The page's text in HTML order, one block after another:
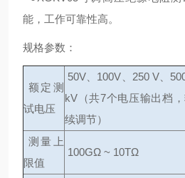
能，工作可靠性高。
规格参数：
额定测
试电压
50V、100V、250 V、
kV（共7个电压输出档
续调节）
测量上
限值
100GΩ ~ 10TΩ